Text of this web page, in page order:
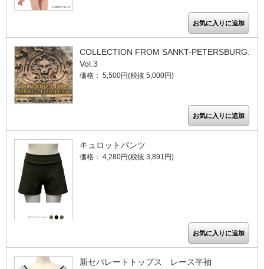
COLLECTION FROM SANKT-PETERSBURG.
Vol.3
価格： 5,500円(税抜 5,000円)
キュロットパンツ
価格： 4,280円(税抜 3,891円)
新セパレートトップス レース半袖